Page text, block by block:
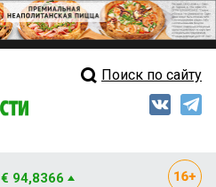
Свежий выпускПоиск по сайту
€ 94,8366